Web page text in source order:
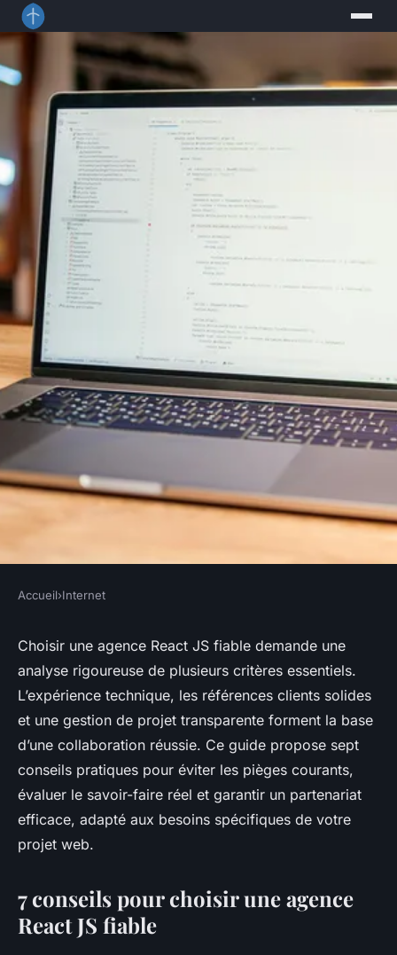
7 conseils pour choisir une
agence react js fiable
Pablo• 3 octobre 2025•9 min de lecture
Accueil›Internet
Choisir une agence React JS fiable demande une
analyse rigoureuse de plusieurs critères essentiels.
L’expérience technique, les références clients solides
et une gestion de projet transparente forment la base
d’une collaboration réussie. Ce guide propose sept
conseils pratiques pour éviter les pièges courants,
évaluer le savoir-faire réel et garantir un partenariat
efficace, adapté aux besoins spécifiques de votre
projet web.
7 conseils pour choisir une agence
React JS fiable